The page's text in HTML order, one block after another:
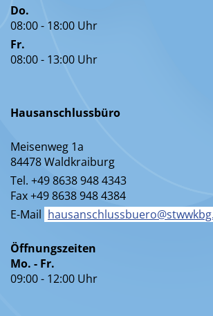
Do.
08:00 - 18:00 Uhr
Fr.
08:00 - 13:00 Uhr
Hausanschlussbüro
Meisenweg 1a
84478 Waldkraiburg
Tel. +49 8638 948 4343
Fax +49 8638 948 4384
E-Mail
Öffnungszeiten
Mo. - Fr.
09:00 - 12:00 Uhr